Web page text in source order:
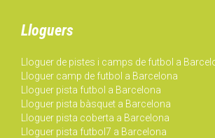
Lloguers
Lloguer de pistes i camps de futbol a
Lloguer camp de futbol a Barcelona
Lloguer pista futbol a Barcelona
Lloguer pista bàsquet a Barcelona
Lloguer pista coberta a Barcelona
Lloguer pista futbol7 a Barcelona